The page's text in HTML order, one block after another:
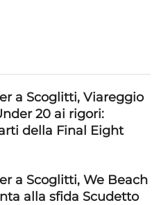
a Scoglitti, Viareggio
20 ai rigori:
della Final Eight
a Scoglitti, We Beach
alla sfida Scudetto